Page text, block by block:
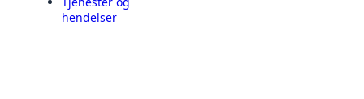
hendelser